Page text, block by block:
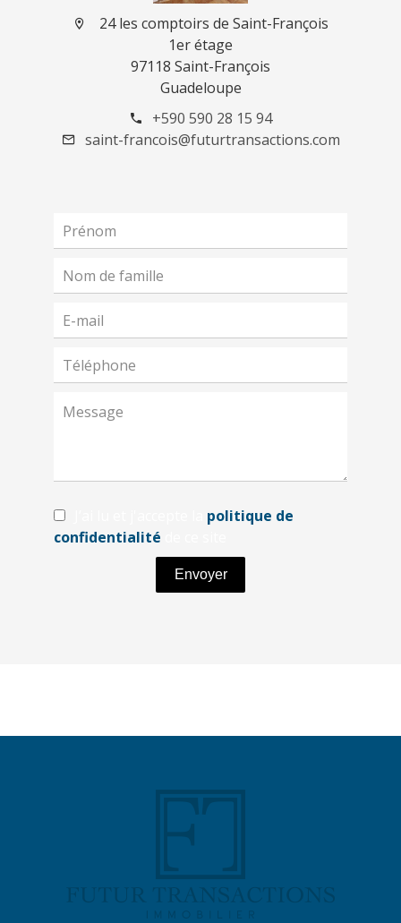
24 les comptoirs de Saint-François
1er étage
97118 Saint-François
Guadeloupe
+590 590 28 15 94
saint-francois@futurtransactions.com
politique de
confidentialité
Envoyer